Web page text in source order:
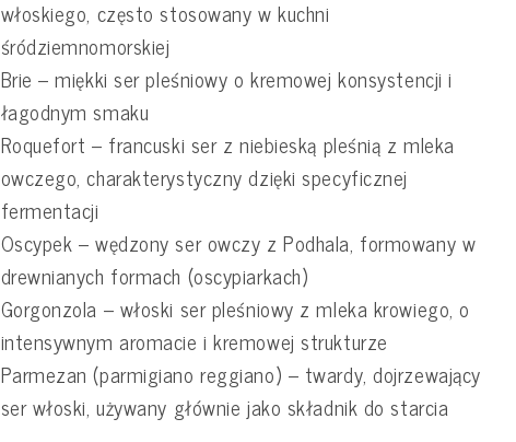
włoskiego, często stosowany w kuchni
śródziemnomorskiej
Brie – miękki ser pleśniowy o kremowej konsystencji i
łagodnym smaku
Roquefort – francuski ser z niebieską pleśnią z mleka
owczego, charakterystyczny dzięki specyficznej
fermentacji
Oscypek – wędzony ser owczy z Podhala, formowany w
drewnianych formach (oscypiarkach)
Gorgonzola – włoski ser pleśniowy z mleka krowiego, o
intensywnym aromacie i kremowej strukturze
Parmezan (parmigiano reggiano) – twardy, dojrzewający
ser włoski, używany głównie jako składnik do starcia